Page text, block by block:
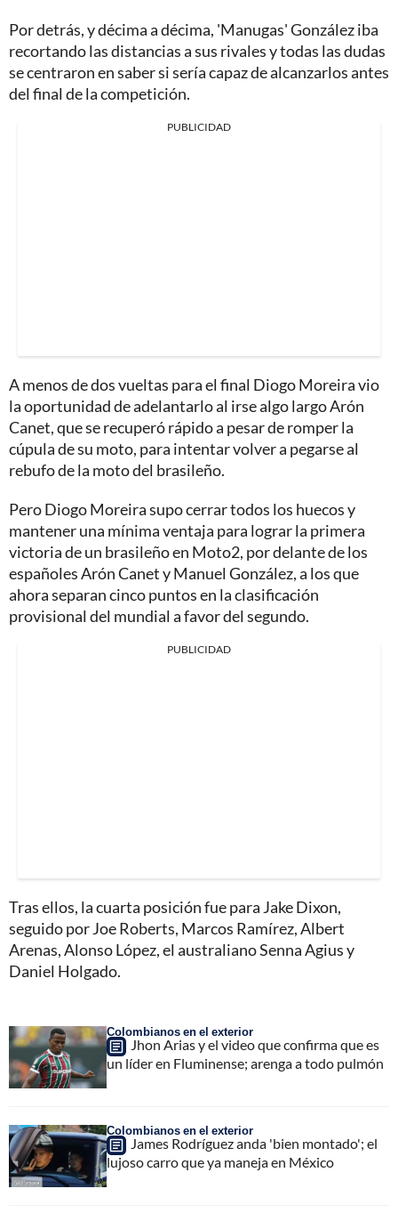
Por detrás, y décima a décima, 'Manugas' González iba
recortando las distancias a sus rivales y todas las dudas
se centraron en saber si sería capaz de alcanzarlos antes
del final de la competición.
PUBLICIDAD
A menos de dos vueltas para el final Diogo Moreira vio
la oportunidad de adelantarlo al irse algo largo Arón
Canet, que se recuperó rápido a pesar de romper la
cúpula de su moto, para intentar volver a pegarse al
rebufo de la moto del brasileño.
Pero Diogo Moreira supo cerrar todos los huecos y
mantener una mínima ventaja para lograr la primera
victoria de un brasileño en Moto2, por delante de los
españoles Arón Canet y Manuel González, a los que
ahora separan cinco puntos en la clasificación
provisional del mundial a favor del segundo.
PUBLICIDAD
Tras ellos, la cuarta posición fue para Jake Dixon,
seguido por Joe Roberts, Marcos Ramírez, Albert
Arenas, Alonso López, el australiano Senna Agius y
Daniel Holgado.
Colombianos en el exterior
Jhon Arias y el video que confirma que es
un líder en Fluminense; arenga a todo pulmón
Colombianos en el exterior
James Rodríguez anda 'bien montado'; el
lujoso carro que ya maneja en México